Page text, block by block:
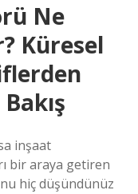
Ne
Küresel
inşaat
bir araya getiren
hiç düşündünüz